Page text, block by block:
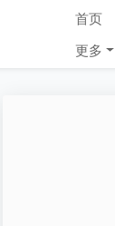
首页
更多